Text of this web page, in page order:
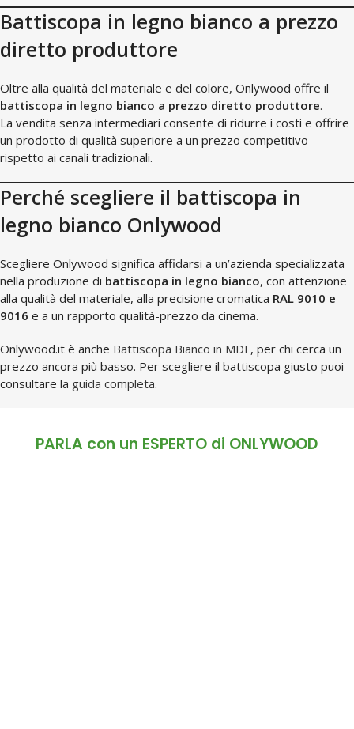
Battiscopa in legno bianco a prezzo
diretto produttore
Oltre alla qualità del materiale e del colore, Onlywood offre il
battiscopa in legno bianco a prezzo diretto produttore.
La vendita senza intermediari consente di ridurre i costi e offrire
un prodotto di qualità superiore a un prezzo competitivo
rispetto ai canali tradizionali.
Perché scegliere il battiscopa in
legno bianco Onlywood
Scegliere Onlywood significa affidarsi a un’azienda specializzata
nella produzione di battiscopa in legno bianco, con attenzione
alla qualità del materiale, alla precisione cromatica RAL 9010 e
9016 e a un rapporto qualità-prezzo da cinema.
Onlywood.it è anche Battiscopa Bianco in MDF, per chi cerca un
prezzo ancora più basso. Per scegliere il battiscopa giusto puoi
consultare la guida completa.
PARLA con un ESPERTO di ONLYWOOD